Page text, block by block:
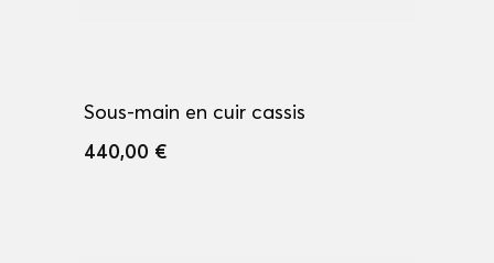
Sous-main en cuir cassis
440,00 €